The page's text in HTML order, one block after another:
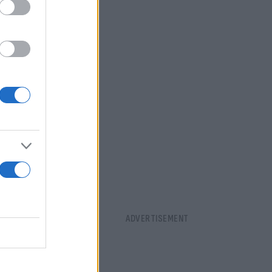
σε μια
επηρέαζε
όταν ο
σε
είχε